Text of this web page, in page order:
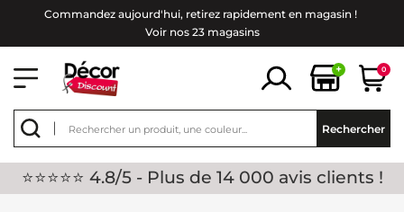
Commandez aujourd'hui, retirez rapidement en magasin !
Voir nos 23 magasins
+ 0
Rechercher
⭐⭐⭐⭐⭐ 4.8/5 - Plus de 14 000 avis clients !